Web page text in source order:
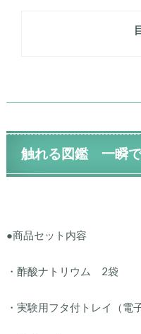
触れる図鑑 一瞬
●商品セット内容
・酢酸ナトリウム 2袋
・実験用フタ付トレイ（電